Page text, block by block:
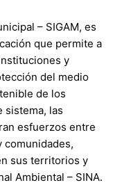
– SIGAM, es
que permite a
y
del medio
de los
sistema, las
esfuerzos entre
comunidades,
sus territorios y
Ambiental – SINA.